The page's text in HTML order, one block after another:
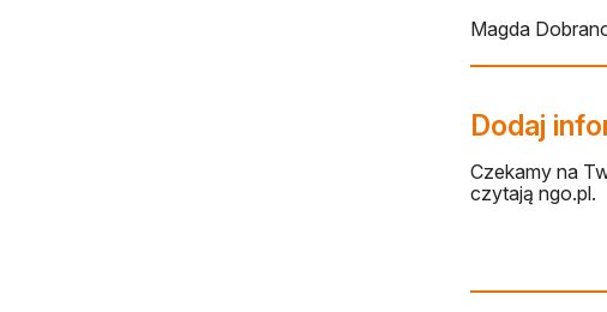
Magda
Dodaj
Czekamy na
czytają ngo.pl.